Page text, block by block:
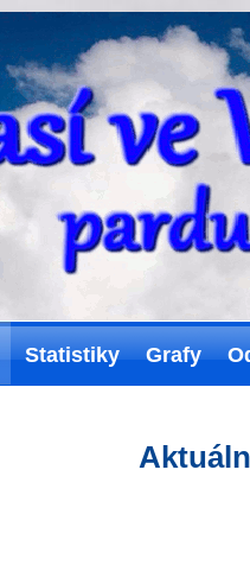
Statistiky Grafy